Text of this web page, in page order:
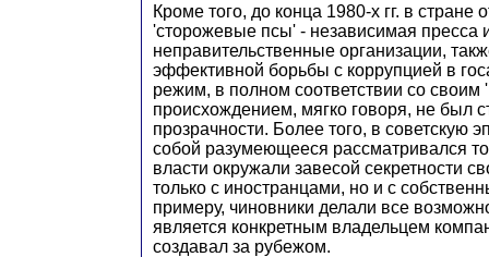
Кроме того, до конца 1980-х гг. в стране
'сторожевые псы' - независимая пресса
неправительственные организации,
эффективной борьбы с коррупцией в
режим, в полном соответствии со своим
происхождением, мягко говоря, не был
прозрачности. Более того, в советскую
собой разумеющееся рассматривался
власти окружали завесой секретности
только с иностранцами, но и с
примеру, чиновники делали все
является конкретным владельцем
создавал за рубежом.